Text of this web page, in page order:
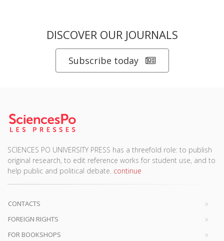
DISCOVER OUR JOURNALS
Subscribe today
SCIENCES PO UNIVERSITY PRESS has a threefold role: to publish
original research, to edit reference works for student use, and to
help public and political debate. continue
CONTACTS
FOREIGN RIGHTS
FOR BOOKSHOPS